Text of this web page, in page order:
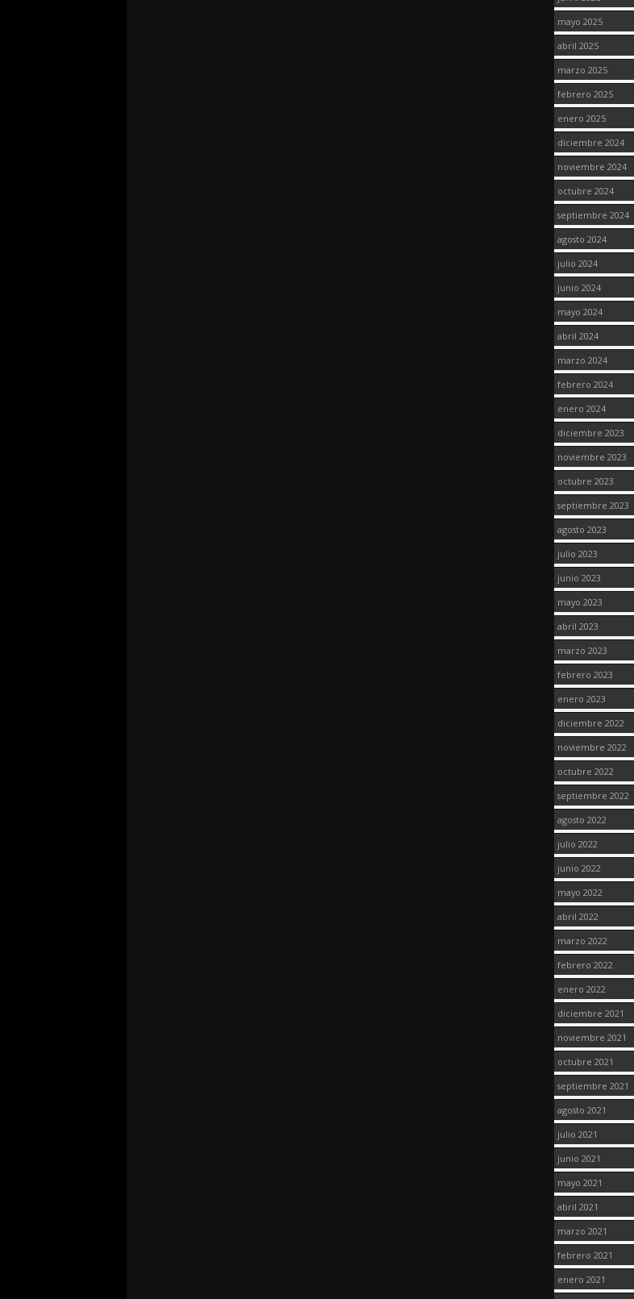
mayo 2025
abril 2025
marzo 2025
febrero 2025
enero 2025
diciembre 2024
noviembre 2024
octubre 2024
septiembre 2024
agosto 2024
julio 2024
junio 2024
mayo 2024
abril 2024
marzo 2024
febrero 2024
enero 2024
diciembre 2023
noviembre 2023
octubre 2023
septiembre 2023
agosto 2023
julio 2023
junio 2023
mayo 2023
abril 2023
marzo 2023
febrero 2023
enero 2023
diciembre 2022
noviembre 2022
octubre 2022
septiembre 2022
agosto 2022
julio 2022
junio 2022
mayo 2022
abril 2022
marzo 2022
febrero 2022
enero 2022
diciembre 2021
noviembre 2021
octubre 2021
septiembre 2021
agosto 2021
julio 2021
junio 2021
mayo 2021
abril 2021
marzo 2021
febrero 2021
enero 2021